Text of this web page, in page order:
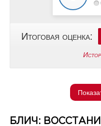
Итоговая оценка:
БЛИЧ: